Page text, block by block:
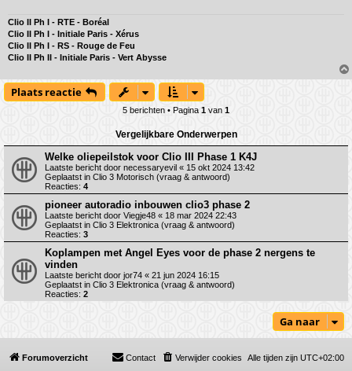
Clio II Ph I - RTE - Boréal
Clio II Ph I - Initiale Paris - Xérus
Clio II Ph I - RS - Rouge de Feu
Clio II Ph II - Initiale Paris - Vert Abysse
Plaats reactie
5 berichten • Pagina 1 van 1
Vergelijkbare Onderwerpen
Welke oliepeilstok voor Clio III Phase 1 K4J
Laatste bericht door necessaryevil « 15 okt 2024 13:42
Geplaatst in Clio 3 Motorisch (vraag & antwoord)
Reacties: 4
pioneer autoradio inbouwen clio3 phase 2
Laatste bericht door Viegje48 « 18 mar 2024 22:43
Geplaatst in Clio 3 Elektronica (vraag & antwoord)
Reacties: 3
Koplampen met Angel Eyes voor de phase 2 nergens te
vinden
Laatste bericht door jor74 « 21 jun 2024 16:15
Geplaatst in Clio 3 Elektronica (vraag & antwoord)
Reacties: 2
Ga naar
Forumoverzicht Alle tijden zijn UTC+02:00
Verwijder cookies
Contact